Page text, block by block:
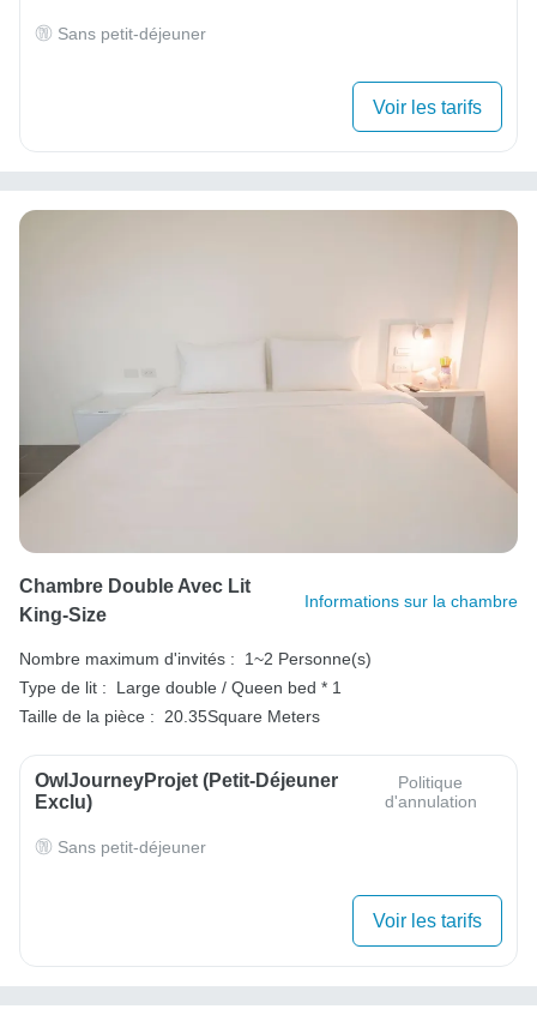
Sans petit-déjeuner
Voir les tarifs
Chambre Double Avec Lit
King-Size
Informations sur la chambre
Nombre maximum d'invités :
1~2 Personne(s)
Type de lit :
Large double / Queen bed * 1
Taille de la pièce :
20.35Square Meters
OwlJourneyProjet (petit-Déjeuner
Exclu)
Politique
d'annulation
Sans petit-déjeuner
Voir les tarifs